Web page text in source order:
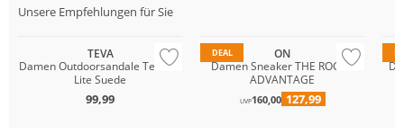
Unsere Empfehlungen für Sie
TEVA
Damen Outdoorsandale Terra Fi
Lite Suede
99,99
DEAL
ON
Damen Sneaker THE ROGER
ADVANTAGE
UVP160,00 127,99